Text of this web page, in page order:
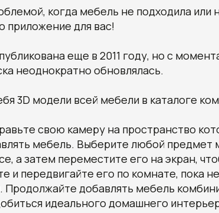
когда мебель не подходила
приложение для вас!
еще в 2011 году, но с
неоднократно обновлялась.
3D модели всей мебели в каталоге
свою камеру на пространство
мебель. Выберите любой предмет
а затем переместите его на экран,
и передвигайте его по комнате, пока
Продолжайте добавлять мебель
идеального домашнего